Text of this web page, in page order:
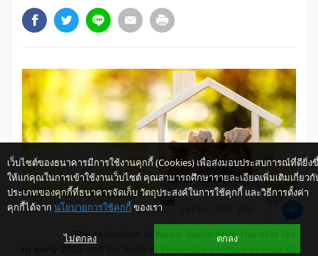
The reduction in home ownership transfer fee
เว็บไซต์ของธนาคารมีการใช้งานคุกกี้ (Cookies) เพื่อส่งมอบประสบการณ์ที่ดียิ่ง
ให้แก่คุณในการเข้าใช้งานเว็บไซต์ คุณสามารถศึกษารายละเอียดเพิ่มเติมเกี่ยวกั
ประเภทของคุกกี้ที่ธนาคารจัดเก็บ วัตถุประสงค์ในการใช้คุกกี้ และวิธีการตั้งค่า
คุกกี้ได้จาก นโยบายการใช้คุกกี้ ของเรา
ไม่ตกลง ตกลง